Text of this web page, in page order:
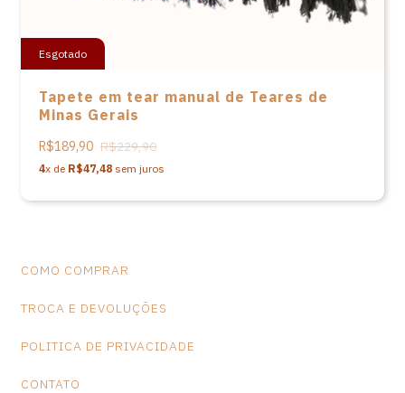
Esgotado
Tapete em tear manual de Teares de
Minas Gerais
R$189,90 R$229,90
4x de R$47,48 sem juros
COMO COMPRAR
TROCA E DEVOLUÇÕES
POLITICA DE PRIVACIDADE
CONTATO